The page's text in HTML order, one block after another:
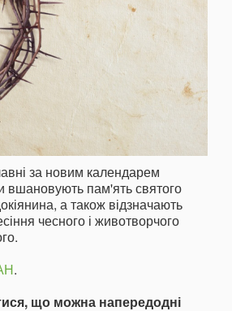
за новим календарем
вшановують пам'ять святого
а також відзначають
чесного і животворчого
.
що можна напередодні